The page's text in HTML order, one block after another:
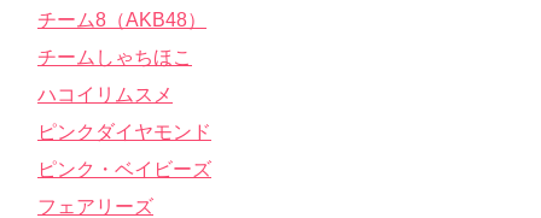
チーム8（AKB48）
チームしゃちほこ
ハコイリムスメ
ピンクダイヤモンド
ピンク・ベイビーズ
フェアリーズ